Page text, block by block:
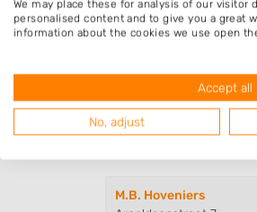
Op 3,44 km afstand
R. Garau
Ladderbeekstraat 80
1951BP Velsen-Noord
Op 4,15 km afstand
M.B. Hoveniers
We may place these for analysis of our visitor
personalised content and to give you a great
information about the cookies we use open
Accept all
No, adjust